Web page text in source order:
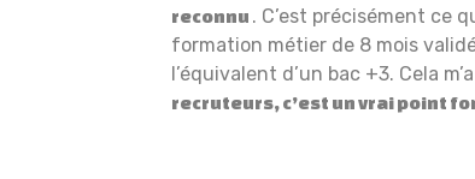
reconnu . C’est précisément ce
formation métier de 8 mois
l’équivalent d’un bac +3. Cela
recruteurs, c’est un vrai point